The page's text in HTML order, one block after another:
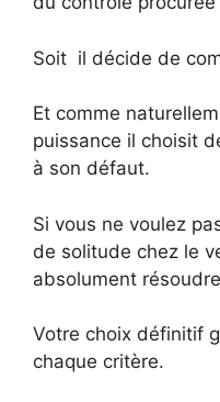
Soit il décide de
Et comme
puissance il choisit
à son défaut.
Si vous ne voulez
de solitude chez le
absolument
Votre choix définitif
chaque critère.